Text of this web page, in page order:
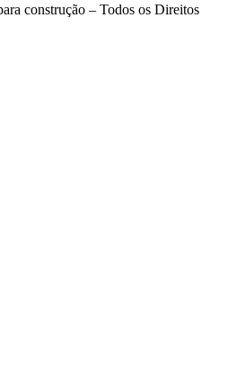
construção – Todos os Direitos